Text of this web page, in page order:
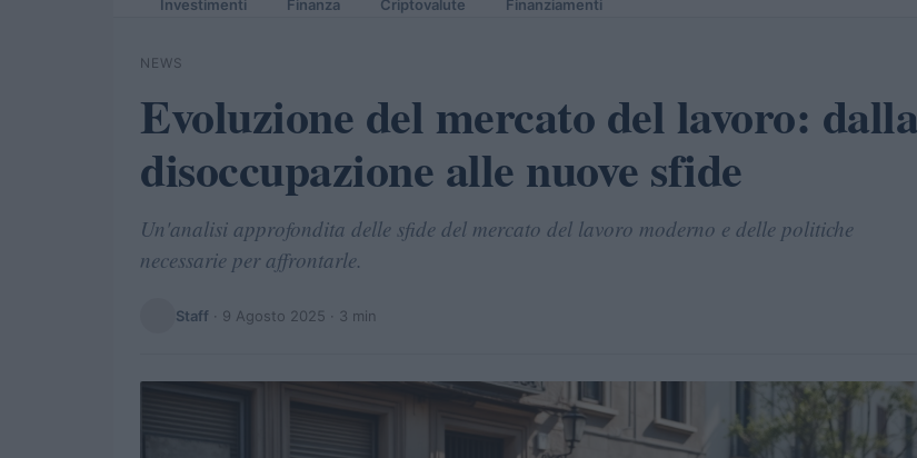
Investimenti Finanza Criptovalute Finanziamenti
NEWS
Evoluzione del mercato del lavoro: dalla
disoccupazione alle nuove sfide
Un'analisi approfondita delle sfide del mercato del lavoro moderno e delle politiche
necessarie per affrontarle.
Staff · 9 Agosto 2025 · 3 min